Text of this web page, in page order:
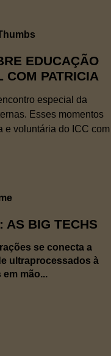
EDUCAÇÃO
COM PATRICIA
especial da
Esses momentos
e voluntária do ICC com
AS BIG TECHS
se conecta a
ultraprocessados à
mão...